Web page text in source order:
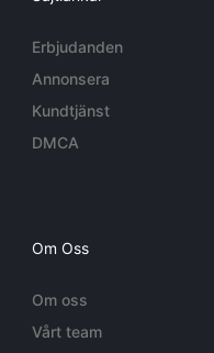
Erbjudanden
Annonsera
Kundtjänst
DMCA
Om Oss
Om oss
Vårt team